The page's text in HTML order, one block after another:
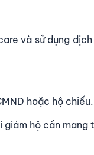
và sử dụng
hoặc hộ chiếu.
hộ cần mang